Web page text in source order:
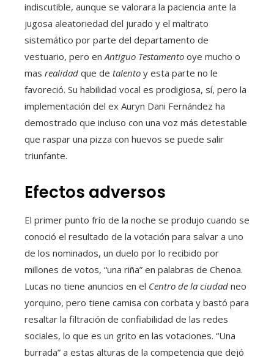
indiscutible, aunque se valorara la paciencia ante la
jugosa aleatoriedad del jurado y el maltrato
sistemático por parte del departamento de
vestuario, pero enAntiguo Testamento oye mucho o
mas realidad que de talento y esta parte no le
favoreció. Su habilidad vocal es prodigiosa, sí, pero la
implementación del ex Auryn Dani Fernández ha
demostrado que incluso con una voz más detestable
que raspar una pizza con huevos se puede salir
triunfante.
Efectos adversos
El primer punto frío de la noche se produjo cuando se
conoció el resultado de la votación para salvar a uno
de los nominados, un duelo por lo recibido por
millones de votos, “una riña” en palabras de Chenoa.
Lucas no tiene anuncios en el Centro de la ciudad neo
yorquino, pero tiene camisa con corbata y bastó para
resaltar la filtración de confiabilidad de las redes
sociales, lo que es un grito en las votaciones. “Una
burrada” a estas alturas de la competencia que dejó